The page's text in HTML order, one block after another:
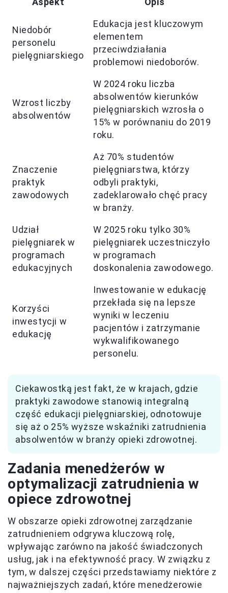
Niedobór
personelu
pielęgniarskiego
Edukacja jest kluczowym
elementem
przeciwdziałania
problemowi niedoborów.
Wzrost liczby
absolwentów
W 2024 roku liczba
absolwentów kierunków
pielęgniarskich wzrosła o
15% w porównaniu do 2019
roku.
Znaczenie
praktyk
zawodowych
Aż 70% studentów
pielęgniarstwa, którzy
odbyli praktyki,
zadeklarowało chęć pracy
w branży.
Udział
pielęgniarek w
programach
edukacyjnych
W 2025 roku tylko 30%
pielęgniarek uczestniczyło
w programach
doskonalenia zawodowego.
Korzyści
inwestycji w
edukację
Inwestowanie w edukację
przekłada się na lepsze
wyniki w leczeniu
pacjentów i zatrzymanie
wykwalifikowanego
personelu.
Ciekawostką jest fakt, że w krajach, gdzie
praktyki zawodowe stanowią integralną
część edukacji pielęgniarskiej, odnotowuje
się aż o 25% wyższe wskaźniki zatrudnienia
absolwentów w branży opieki zdrowotnej.
Zadania menedżerów w
optymalizacji zatrudnienia w
opiece zdrowotnej
W obszarze opieki zdrowotnej zarządzanie
zatrudnieniem odgrywa kluczową rolę,
wpływając zarówno na jakość świadczonych
usług, jak i na efektywność pracy. W związku z
tym, w dalszej części przedstawiamy niektóre z
najważniejszych zadań, które menedżerowie